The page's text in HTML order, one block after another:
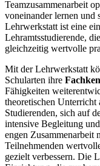
Teamzusammenarbeit
voneinander lernen und
Lehrwerkstatt ist eine
Lehramtsstudierende,
gleichzeitig wertvolle
Mit der Lehrwerkstatt
Schularten ihre
Fähigkeiten
theoretischen
Studierenden, sich auf
intensive Begleitung
engen Zusammenarbeit
Teilnehmenden
gezielt verbessern. Die